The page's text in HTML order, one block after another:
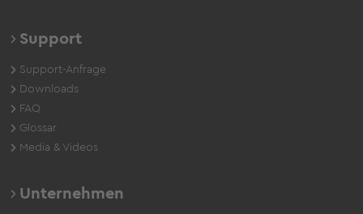
Support
Support-Anfrage
Downloads
FAQ
Glossar
Media & Videos
Unternehmen